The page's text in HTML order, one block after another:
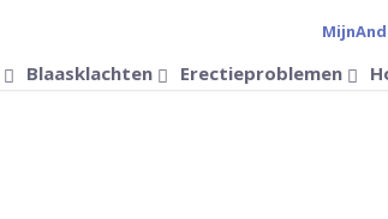
Blaasklachten Erectieproblemen